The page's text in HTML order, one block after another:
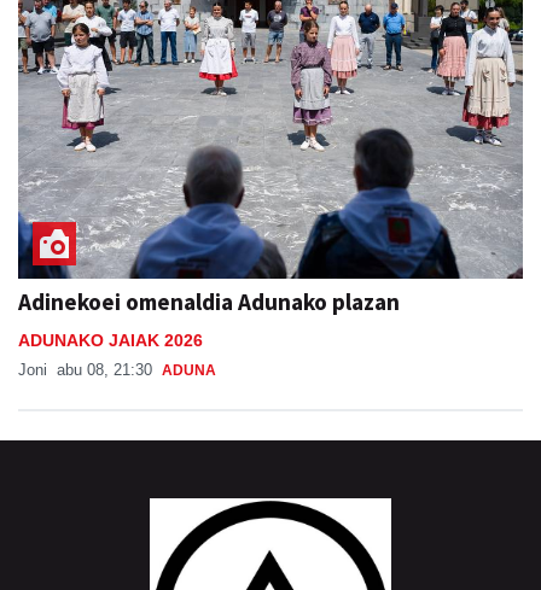
Adinekoei omenaldia Adunako plazan
ADUNAKO JAIAK 2026
Joni abu 08, 21:30 ADUNA